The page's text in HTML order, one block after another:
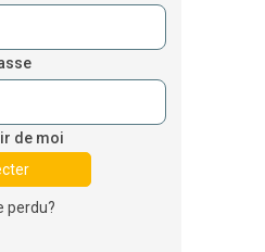
de moi
perdu?